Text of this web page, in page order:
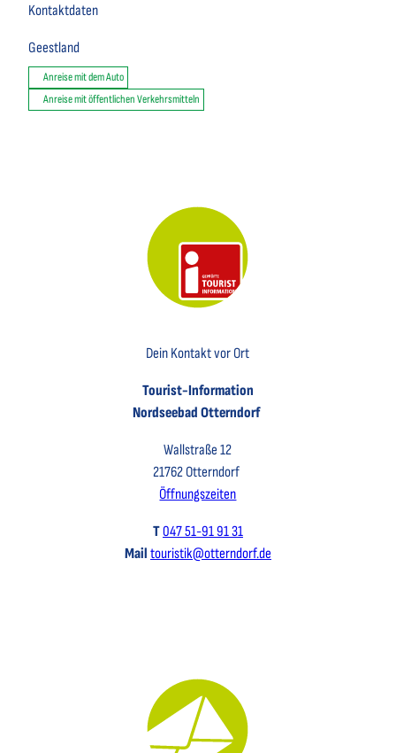
Kontaktdaten
Geestland
Anreise mit dem Auto
Anreise mit öffentlichen Verkehrsmitteln
Dein Kontakt vor Ort
Tourist-Information
Nordseebad Otterndorf
Wallstraße 12
21762 Otterndorf
Öffnungszeiten
T047 51-91 91 31
Mail touristik@otterndorf.de